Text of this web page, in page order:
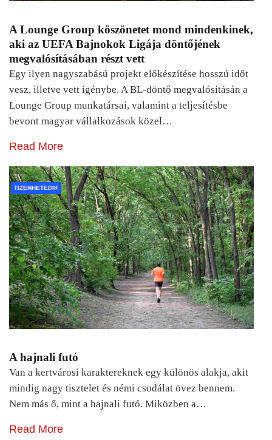
A Lounge Group köszönetet mond mindenkinek,
aki az UEFA Bajnokok Ligája döntőjének
megvalósításában részt vett
Egy ilyen nagyszabású projekt előkészítése hosszú időt
vesz, illetve vett igénybe. A BL-döntő megvalósításán a
Lounge Group munkatársai, valamint a teljesítésbe
bevont magyar vállalkozások közel…
Read More
TIZENHETEDIK
A hajnali futó
Van a kertvárosi karaktereknek egy különös alakja, akit
mindig nagy tisztelet és némi csodálat övez bennem.
Nem más ő, mint a hajnali futó. Miközben a…
Read More